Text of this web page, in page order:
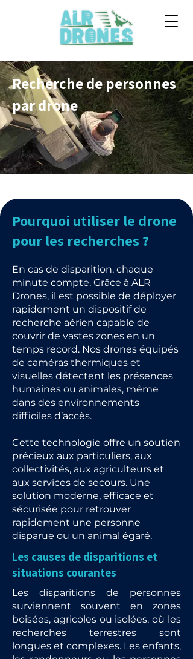
Recherche de personnes
par drone
Pourquoi utiliser le drone
pour les recherches ?
En cas de disparition, chaque
minute compte. Grâce à ALR
Drones, il est possible de déployer
rapidement un dispositif de
recherche aérien capable de
couvrir de vastes zones en un
temps record. Nos drones équipés
de caméras thermiques et
visuelles détectent les présences
humaines ou animales, même
dans des environnements
difficiles d’accès.
Cette technologie offre un soutien
précieux aux particuliers, aux
collectivités, aux agriculteurs et
aux services de secours. Une
solution moderne, efficace et
sécurisée pour retrouver
rapidement une personne
disparue ou un animal égaré.
Les causes de disparitions et
situations courantes
Les disparitions de personnes
surviennent souvent en zones
boisées, agricoles ou isolées, où les
recherches terrestres sont
longues et complexes. Les enfants,